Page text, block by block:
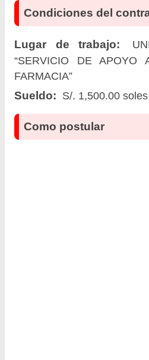
Condiciones del
Lugar de trabajo:
“SERVICIO DE APOYO
FARMACIA”
Sueldo: S/. 1,500.00 soles
Como postular